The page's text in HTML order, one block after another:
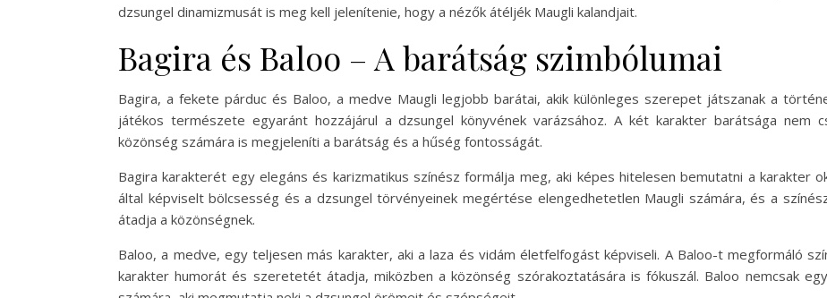
dzsungel dinamizmusát is meg kell jelenítenie, hogy a nézők átéljék Maugli kalandjait.
Bagira és Baloo – A barátság szimbólumai
Bagira, a fekete párduc és Baloo, a medve Maugli legjobb barátai, akik különleges szerepet játszanak a
játékos természete egyaránt hozzájárul a dzsungel könyvének varázsához. A két karakter barátsága nem
közönség számára is megjeleníti a barátság és a hűség fontosságát.
Bagira karakterét egy elegáns és karizmatikus színész formálja meg, aki képes hitelesen bemutatni a karakter
által képviselt bölcsesség és a dzsungel törvényeinek megértése elengedhetetlen Maugli számára, és a
átadja a közönségnek.
Baloo, a medve, egy teljesen más karakter, aki a laza és vidám életfelfogást képviseli. A Baloo-t megformáló
karakter humorát és szeretetét átadja, miközben a közönség szórakoztatására is fókuszál. Baloo nemcsak